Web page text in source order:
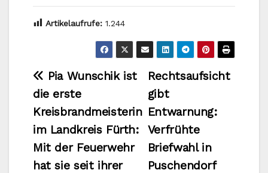
Artikelaufrufe: 1.244
Beitragsnavigation
Rechtsaufsicht
gibt
Entwarnung:
Verfrühte
Briefwahl in
Puschendorf
Pia Wunschik ist
die erste
Kreisbrandmeisterin
im Landkreis Fürth:
Mit der Feuerwehr
hat sie seit ihrer